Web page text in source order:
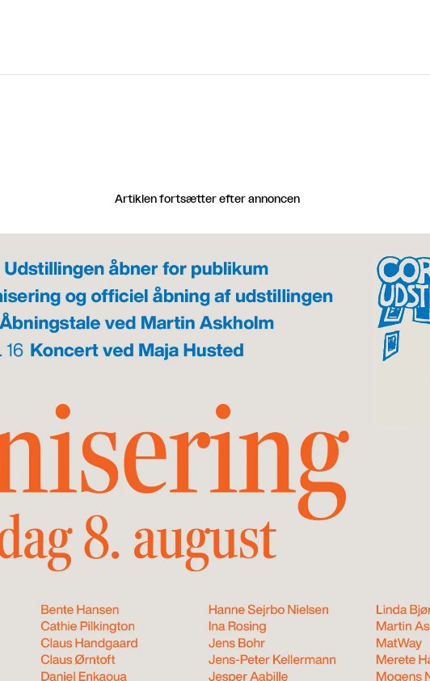
Artiklen fortsætter efter annoncen